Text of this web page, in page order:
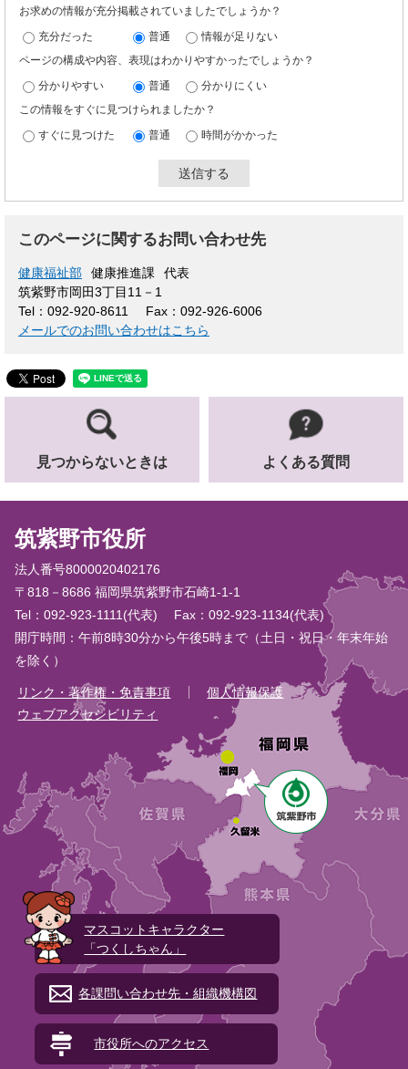
お求めの情報が充分掲載されていましたでしょうか？
充分だった 普通
情報が足りない
ページの構成や内容、表現はわかりやすかったでしょうか？
分かりやすい 普通
分かりにくい
この情報をすぐに見つけられましたか？
すぐに見つけた 普通 時間がかかった
このページに関するお問い合わせ先
健康福祉部 健康推進課
代表
筑紫野市岡田3丁目11－1
Tel：092-920-8611
Fax：092-926-6006
メールでのお問い合わせはこちら
見つからないときは よくある質問
筑紫野市役所
法人番号8000020402176
〒818－8686 福岡県筑紫野市石崎1-1-1
Tel：092-923-1111(代表)
Fax：092-923-1134(代表)
開庁時間：午前8時30分から午後5時まで（土日・祝日・年末年始
を除く）
リンク・著作権・免責事項
個人情報保護
ウェブアクセシビリティ
マスコットキャラクター
「つくしちゃん」
各課問い合わせ先・組織機構図
市役所へのアクセス